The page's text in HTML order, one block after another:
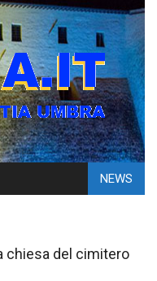
NEWS
chiesa del cimitero